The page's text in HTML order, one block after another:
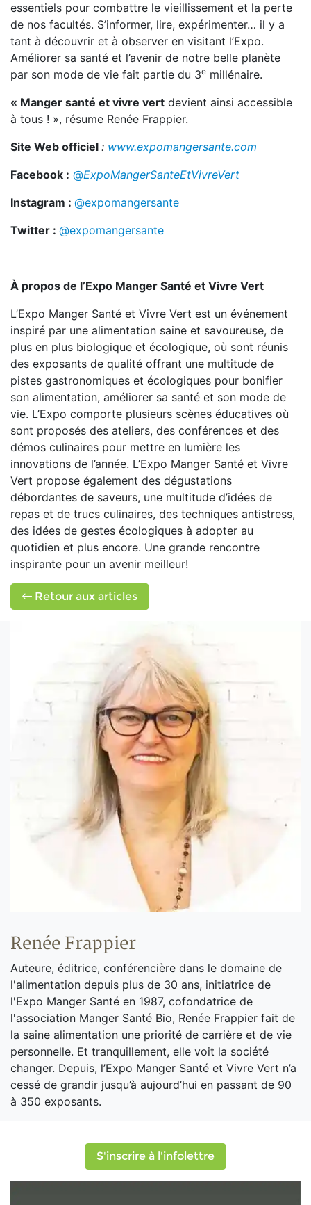
essentiels pour combattre le vieillissement et la perte
de nos facultés. S’informer, lire, expérimenter… il y a
tant à découvrir et à observer en visitant l’Expo.
Améliorer sa santé et l’avenir de notre belle planète
par son mode de vie fait partie du 3e millénaire.
« Manger santé et vivre vert devient ainsi accessible
à tous ! », résume Renée Frappier.
Site Web officiel : www.expomangersante.com
Facebook : @ExpoMangerSanteEtVivreVert
Instagram : @expomangersante
Twitter : @expomangersante
À propos de l’Expo Manger Santé et Vivre Vert
L’Expo Manger Santé et Vivre Vert est un événement
inspiré par une alimentation saine et savoureuse, de
plus en plus biologique et écologique, où sont réunis
des exposants de qualité offrant une multitude de
pistes gastronomiques et écologiques pour bonifier
son alimentation, améliorer sa santé et son mode de
vie. L’Expo comporte plusieurs scènes éducatives où
sont proposés des ateliers, des conférences et des
démos culinaires pour mettre en lumière les
innovations de l’année. L’Expo Manger Santé et Vivre
Vert propose également des dégustations
débordantes de saveurs, une multitude d’idées de
repas et de trucs culinaires, des techniques antistress,
des idées de gestes écologiques à adopter au
quotidien et plus encore. Une grande rencontre
inspirante pour un avenir meilleur!
Retour aux articles
Renée Frappier
Auteure, éditrice, conférencière dans le domaine de
l'alimentation depuis plus de 30 ans, initiatrice de
l'Expo Manger Santé en 1987, cofondatrice de
l'association Manger Santé Bio, Renée Frappier fait de
la saine alimentation une priorité de carrière et de vie
personnelle. Et tranquillement, elle voit la société
changer. Depuis, l’Expo Manger Santé et Vivre Vert n’a
cessé de grandir jusqu’à aujourd’hui en passant de 90
à 350 exposants.
S'inscrire à l'infolettre